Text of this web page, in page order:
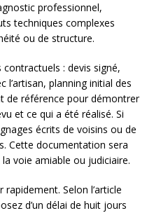
professionnel,
techniques complexes
ou de structure.
: devis signé,
l’artisan, planning initial des
de référence pour démontrer
et ce qui a été réalisé. Si
écrits de voisins ou de
Cette documentation sera
voie amiable ou judiciaire.
rapidement. Selon l’article
d’un délai de huit jours